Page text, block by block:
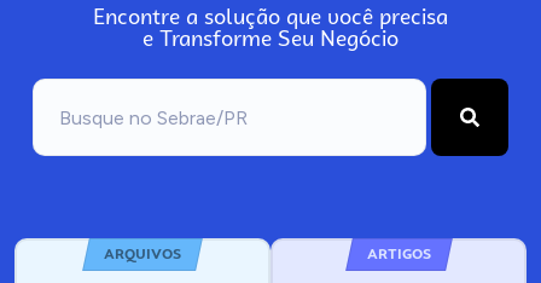
Encontre a solução que você precisa
e Transforme Seu Negócio
ARQUIVOS ARTIGOS